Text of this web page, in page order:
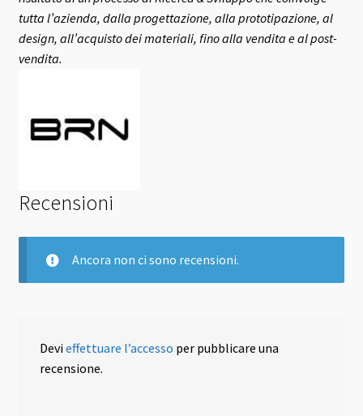
tutta l’azienda, dalla progettazione, alla prototipazione, al
design, all’acquisto dei materiali, fino alla vendita e al post-
vendita.
Recensioni
Ancora non ci sono recensioni.
Devieffettuare l’accesso per pubblicare una
recensione.